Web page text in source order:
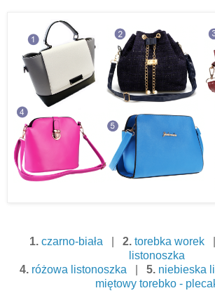
1. czarno-biała 2. torebka worek
listonoszka
4. różowa listonoszka 5. niebieska
miętowy torebko -